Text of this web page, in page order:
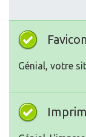
Favicon
Génial, votre